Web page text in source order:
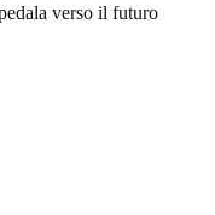
verso il futuro